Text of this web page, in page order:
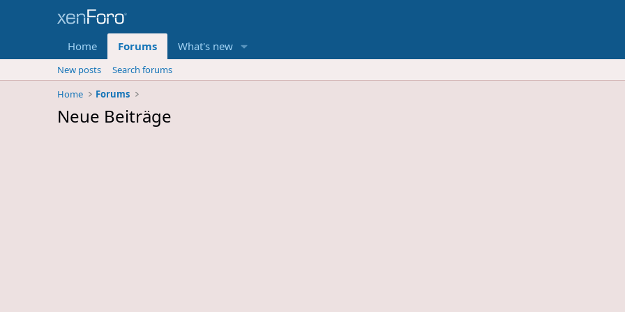
Home Forums What's new
New posts
Search forums
Home
Forums
Neue Beiträge